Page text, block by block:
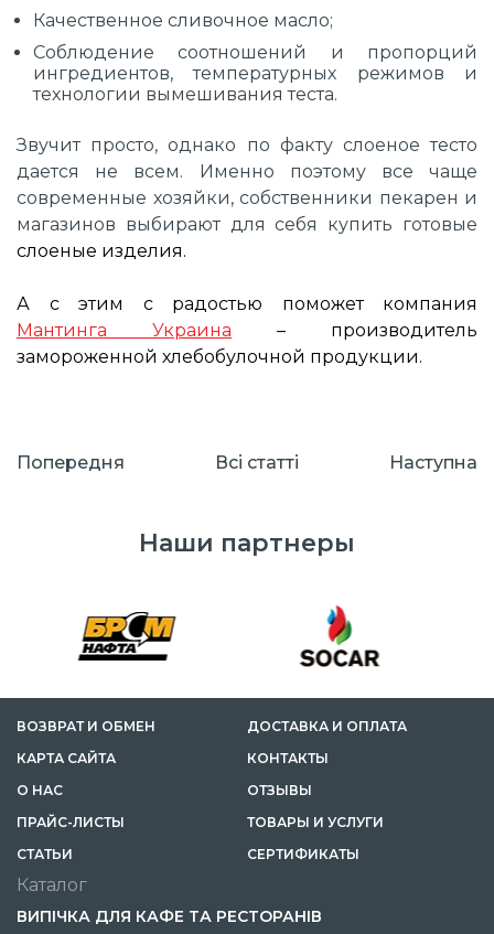
Качественное сливочное масло;
Соблюдение соотношений и пропорций
ингредиентов, температурных режимов и
технологии вымешивания теста.
Звучит просто, однако по факту слоеное тесто
дается не всем. Именно поэтому все чаще
современные хозяйки, собственники пекарен и
магазинов выбирают для себя купить готовые
слоеные изделия.
А с этим с радостью поможет компания
Мантинга Украина – производитель
замороженной хлебобулочной продукции.
Попередня Всі cтатті Наступна
Наши партнеры
ВОЗВРАТ И ОБМЕН
ДОСТАВКА И ОПЛАТА
КАРТА САЙТА
КОНТАКТЫ
О НАС
ОТЗЫВЫ
ПРАЙС-ЛИСТЫ
ТОВАРЫ И УСЛУГИ
CТАТЬИ
СЕРТИФИКАТЫ
Каталог
ВИПІЧКА ДЛЯ КАФЕ ТА РЕСТОРАНІВ